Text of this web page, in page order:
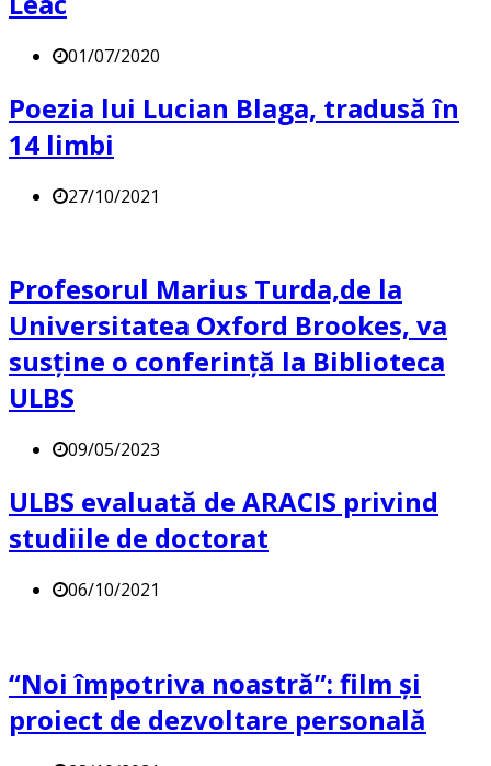
01/07/2020
Poezia lui Lucian Blaga, tradusă în
14 limbi
27/10/2021
Profesorul Marius Turda,de la
Universitatea Oxford Brookes, va
susține o conferință la Biblioteca
ULBS
09/05/2023
ULBS evaluată de ARACIS privind
studiile de doctorat
06/10/2021
“Noi împotriva noastră”: film și
proiect de dezvoltare personală